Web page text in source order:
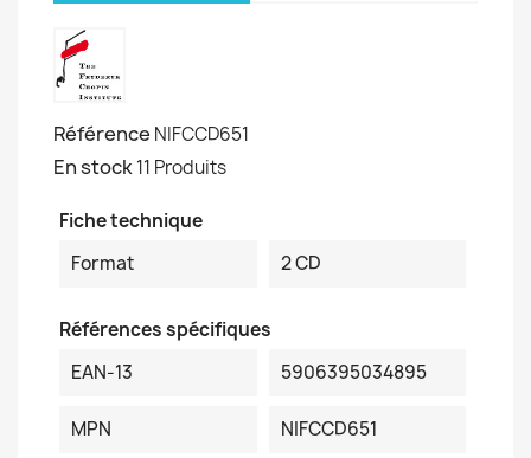
Référence NIFCCD651
En stock11 Produits
Fiche technique
Format
2 CD
Références spécifiques
EAN-13
5906395034895
MPN NIFCCD651